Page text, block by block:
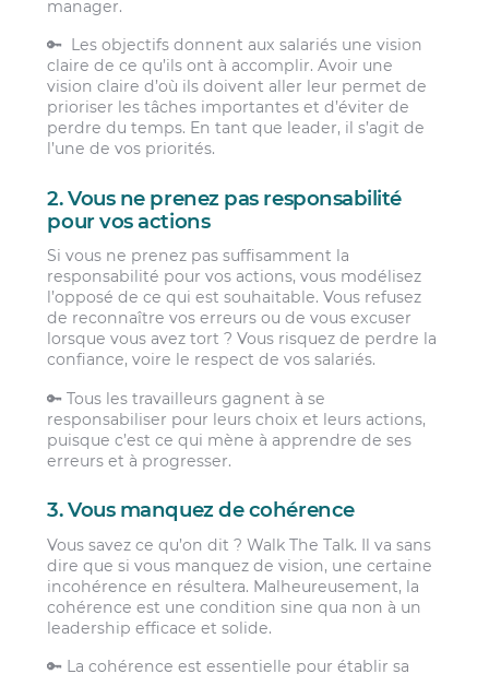
manager.
🔑 Les objectifs donnent aux salariés une vision
claire de ce qu’ils ont à accomplir. Avoir une
vision claire d’où ils doivent aller leur permet de
prioriser les tâches importantes et d’éviter de
perdre du temps. En tant que leader, il s’agit de
l’une de vos priorités.
2. Vous ne prenez pas responsabilité
pour vos actions
Si vous ne prenez pas suffisamment la
responsabilité pour vos actions, vous modélisez
l’opposé de ce qui est souhaitable. Vous refusez
de reconnaître vos erreurs ou de vous excuser
lorsque vous avez tort ? Vous risquez de perdre la
confiance, voire le respect de vos salariés.
🔑 Tous les travailleurs gagnent à se
responsabiliser pour leurs choix et leurs actions,
puisque c’est ce qui mène à apprendre de ses
erreurs et à progresser.
3. Vous manquez de cohérence
Vous savez ce qu’on dit ? Walk The Talk. Il va sans
dire que si vous manquez de vision, une certaine
incohérence en résultera. Malheureusement, la
cohérence est une condition sine qua non à un
leadership efficace et solide.
🔑 La cohérence est essentielle pour établir sa